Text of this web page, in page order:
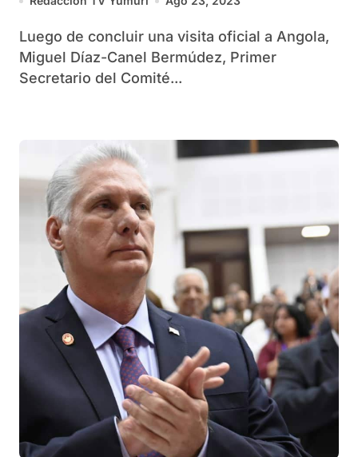
Luego de concluir una visita oficial a Angola,
Miguel Díaz-Canel Bermúdez, Primer
Secretario del Comité...